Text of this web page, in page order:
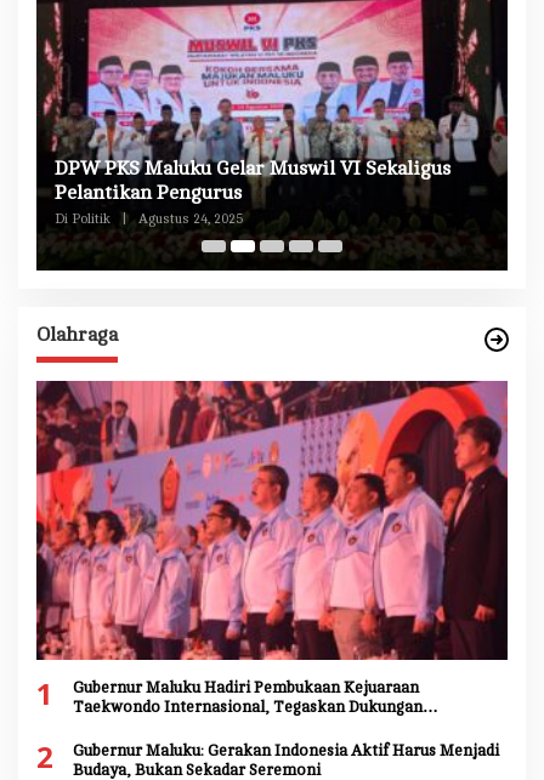
DPW PKS Maluku Gelar Muswil VI Sekaligus
Pelantikan Pengurus
Di Politik Agustus 24, 2025
Olahraga
1
Gubernur Maluku Hadiri Pembukaan Kejuaraan
Taekwondo Internasional, Tegaskan Dukungan
2
Gubernur Maluku: Gerakan Indonesia Aktif Harus Menjadi
Budaya, Bukan Sekadar Seremoni